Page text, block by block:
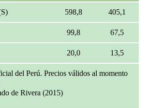
598,8 405,1
99,8 67,5
20,0 13,5
del Perú. Precios válidos al momento
de Rivera (2015)